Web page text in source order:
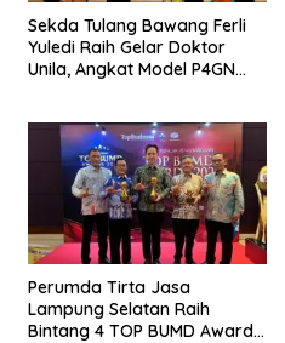
Sekda Tulang Bawang Ferli
Yuledi Raih Gelar Doktor
Unila, Angkat Model P4GN
Perumda Tirta Jasa
Lampung Selatan Raih
Bintang 4 TOP BUMD Awards